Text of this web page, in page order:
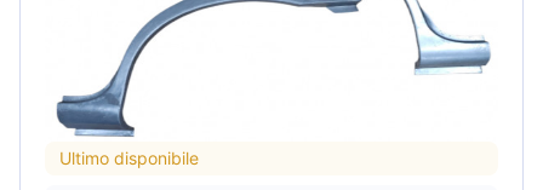
Ultimo disponibile